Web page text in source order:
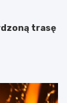
trasę